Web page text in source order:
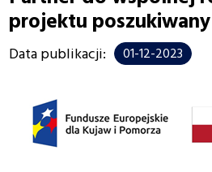
projektu poszukiwany
Data publikacji: 01-12-2023